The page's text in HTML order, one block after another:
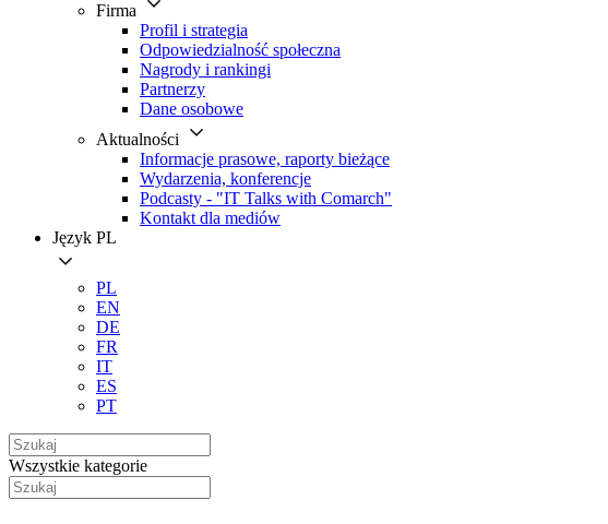
Firma
Profil i strategia
Odpowiedzialność społeczna
Nagrody i rankingi
Partnerzy
Dane osobowe
Aktualności
Informacje prasowe, raporty bieżące
Wydarzenia, konferencje
Podcasty - "IT Talks with Comarch"
Kontakt dla mediów
Język PL
PL
EN
DE
FR
IT
ES
PT
Wszystkie kategorie